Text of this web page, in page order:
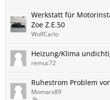
Werkstatt für
Zoe Z.E.50
WolfCarlo
Heizung/Klima
remuc72
Ruhestrom Problem
Momarx89